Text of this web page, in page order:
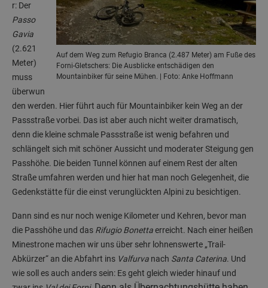
Auf dem Weg zum Refugio Branca (2.487 Meter) am Fuße des
Forni-Gletschers: Die Ausblicke entschädigen den
Mountainbiker für seine Mühen. | Foto: Anke Hoffmann
r: Der
Passo
Gavia
(2.621
Meter)
muss
überwun
den werden. Hier führt auch für Mountainbiker kein Weg an der
Passstraße vorbei. Das ist aber auch nicht weiter dramatisch,
denn die kleine schmale Passstraße ist wenig befahren und
schlängelt sich mit schöner Aussicht und moderater Steigung gen
Passhöhe. Die beiden Tunnel können auf einem Rest der alten
Straße umfahren werden und hier hat man noch Gelegenheit, die
Gedenkstätte für die einst verunglückten Alpini zu besichtigen.
Dann sind es nur noch wenige Kilometer und Kehren, bevor man
die Passhöhe und das Rifugio Bonettaerreicht. Nach einer heißen
Minestrone machen wir uns über sehr lohnenswerte „Trail-
Abkürzer“ an die Abfahrt ins Valfurva nach Santa Caterina. Und
wie soll es auch anders sein: Es geht gleich wieder hinauf und